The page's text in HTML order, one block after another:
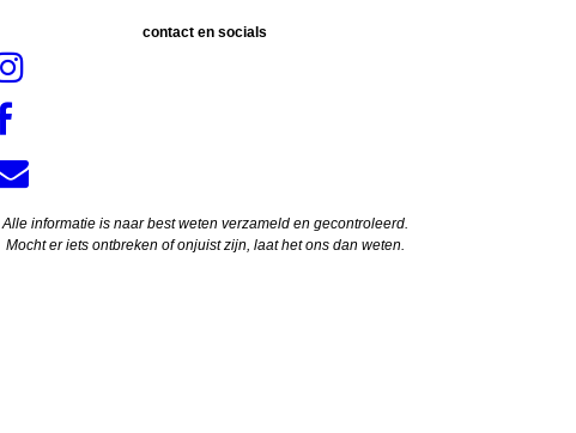
contact en socials
Alle informatie is naar best weten verzameld en gecontroleerd.
Mocht er iets ontbreken of onjuist zijn, laat het ons dan weten.